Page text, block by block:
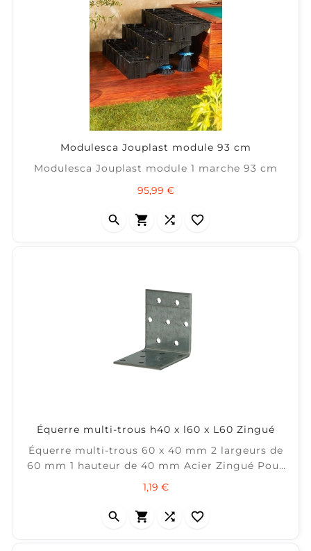
Modulesca Jouplast module 93 cm
Modulesca Jouplast module 1 marche 93 cm
95,99 €Prix
   
Équerre multi-trous h40 x l60 x L60 Zingué
Équerre multi-trous 60 x 40 mm 2 largeurs de
60 mm 1 hauteur de 40 mm Acier Zingué Pour
connecter vos lambourdes entre-elles (sur les
hauteurs de 40mm à 70 mm)
1,19 €Prix
   